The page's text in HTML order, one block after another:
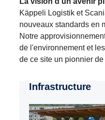
Käppeli Logistik et
nouveaux standards en
Notre
de l'environnement et
de ce site un pionnier
Infrastructure